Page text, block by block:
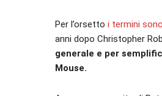
Per l’orsetto i termini
anni dopo Christopher
generale e per
Mouse.